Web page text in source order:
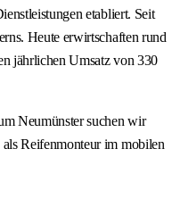
etabliert. Seit
Heute erwirtschaften rund
jährlichen Umsatz von 330
Neumünster suchen wir
Reifenmonteur im mobilen